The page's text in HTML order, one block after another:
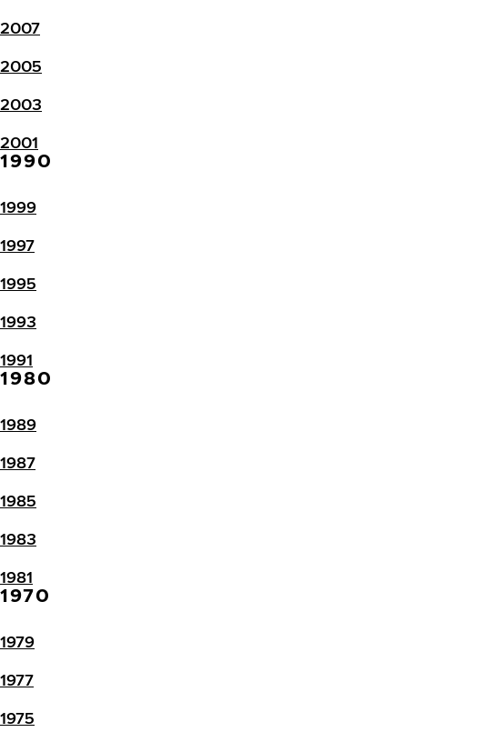
2007
2005
2003
2001
1990
1999
1997
1995
1993
1991
1980
1989
1987
1985
1983
1981
1970
1979
1977
1975